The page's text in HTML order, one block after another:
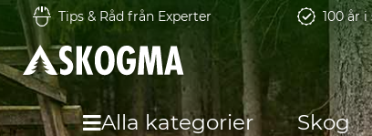
Tips & Råd från Experter 100 år
Alla kategorier Skog